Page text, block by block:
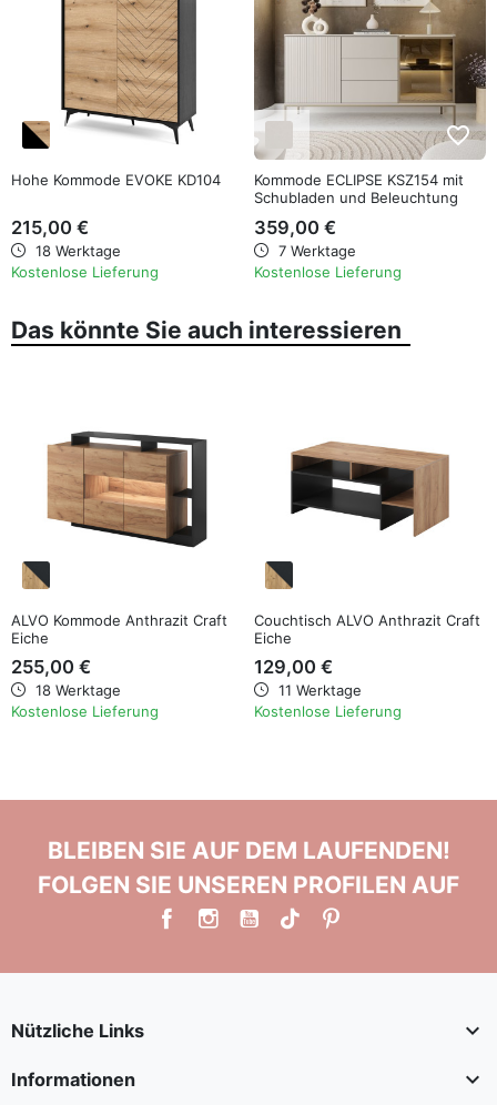
Hohe Kommode EVOKE KD104
215,00 €
18 Werktage
Kostenlose Lieferung
favorite_border
Kommode ECLIPSE KSZ154 mit
Schubladen und Beleuchtung
359,00 €
7 Werktage
Kostenlose Lieferung
Das könnte Sie auch interessieren
ALVO Kommode Anthrazit Craft
Eiche
255,00 €
18 Werktage
Kostenlose Lieferung
Couchtisch ALVO Anthrazit Craft
Eiche
129,00 €
11 Werktage
Kostenlose Lieferung
BLEIBEN SIE AUF DEM LAUFENDEN!
FOLGEN SIE UNSEREN PROFILEN AUF
Nützliche Links 
Informationen 